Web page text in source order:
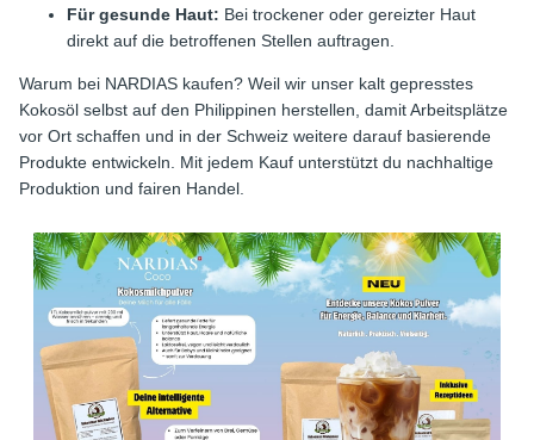
Für gesunde Haut: Bei trockener oder gereizter Haut
direkt auf die betroffenen Stellen auftragen.
Warum bei NARDIAS kaufen? Weil wir unser kalt gepresstes
Kokosöl selbst auf den Philippinen herstellen, damit Arbeitsplätze
vor Ort schaffen und in der Schweiz weitere darauf basierende
Produkte entwickeln. Mit jedem Kauf unterstützt du nachhaltige
Produktion und fairen Handel.